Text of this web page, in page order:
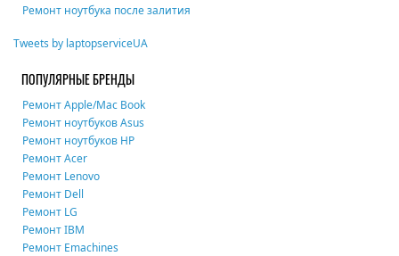
Ремонт ноутбука после залития
Tweets by laptopserviceUA
ПОПУЛЯРНЫЕ БРЕНДЫ
Ремонт Apple/Mac Book
Ремонт ноутбуков Asus
Ремонт ноутбуков HP
Ремонт Acer
Ремонт Lenovo
Ремонт Dell
Ремонт LG
Ремонт IBM
Ремонт Emachines